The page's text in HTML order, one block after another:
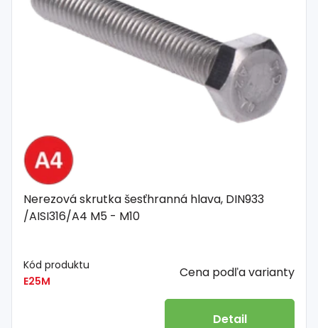
Nerezová skrutka šesťhranná hlava, DIN933
/AISI316/A4 M5 - M10
Kód produktu
E25M
Cena podľa varianty
Detail